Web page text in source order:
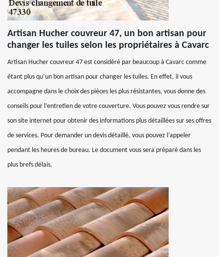
Artisan Hucher couvreur 47, un bon artisan pour
changer les tuiles selon les propriétaires à Cavarc
Artisan Hucher couvreur 47 est considéré par beaucoup à Cavarc comme
étant plus qu’un bon artisan pour changer les tuiles. En effet, il vous
accompagne dans le choix des pièces les plus résistantes, vous donne des
conseils pour l’entretien de votre couverture. Vous pouvez vous rendre sur
son site internet pour obtenir des informations plus détaillées sur ses offres
de services. Pour demander un devis détaillé, vous pouvez l’appeler
pendant les heures de bureau. Le document vous sera préparé dans les
plus brefs délais.